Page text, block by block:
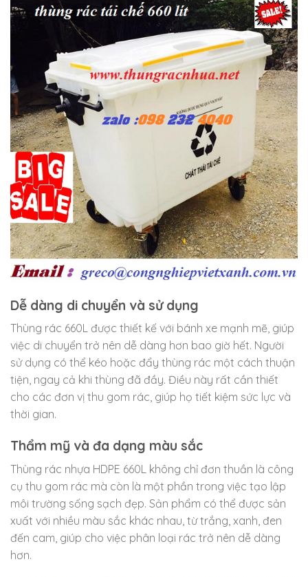
Dễ dàng di chuyển và sử dụng
Thùng rác 660L được thiết kế với bánh xe mạnh mẽ, giúp
việc di chuyển trở nên dễ dàng hơn bao giờ hết. Người
sử dụng có thể kéo hoặc đẩy thùng rác một cách thuận
tiện, ngay cả khi thùng đã đầy. Điều này rất cần thiết
cho các đơn vị thu gom rác, giúp họ tiết kiệm sức lực và
thời gian.
Thẩm mỹ và đa dạng màu sắc
Thùng rác nhựa HDPE 660L không chỉ đơn thuần là công
cụ thu gom rác mà còn là một phần trong việc tạo lập
môi trường sống sạch đẹp. Sản phẩm có thể được sản
xuất với nhiều màu sắc khác nhau, từ trắng, xanh, đen
đến cam, giúp cho việc phân loại rác trở nên dễ dàng
hơn.